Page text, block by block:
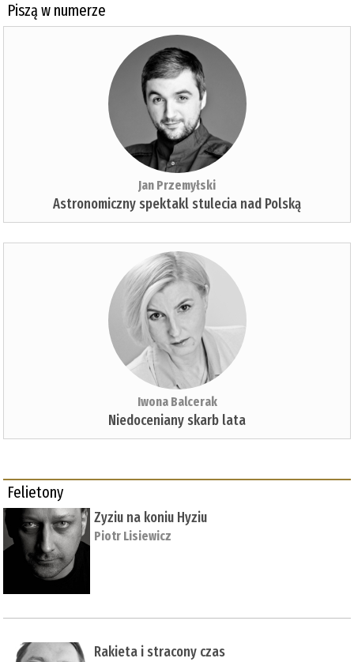
Piszą w numerze
Jan Przemyłski
Astronomiczny spektakl stulecia nad Polską
Iwona Balcerak
Niedoceniany skarb lata
Felietony
Zyziu na koniu Hyziu
Piotr Lisiewicz
Rakieta i stracony czas